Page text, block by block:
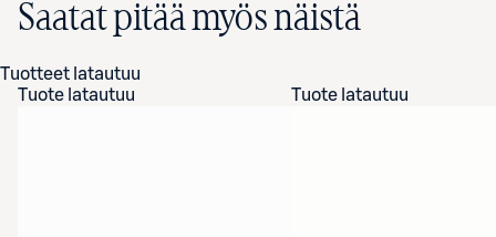
Saatat pitää myös näistä
Tuotteet latautuu
Tuote latautuu
Tuote latautuu